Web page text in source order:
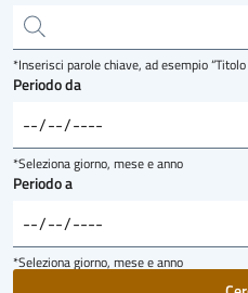
*Inserisci parole chiave, ad esempio “Titolo
Periodo da
*Seleziona giorno, mese e anno
Periodo a
*Seleziona giorno, mese e anno